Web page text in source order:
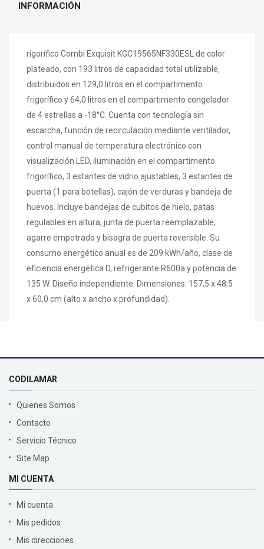
INFORMACIÓN
rigorífico Combi Exquisit KGC19565NF330ESL de color
plateado, con 193 litros de capacidad total utilizable,
distribuidos en 129,0 litros en el compartimento
frigorífico y 64,0 litros en el compartimento congelador
de 4 estrellas a -18°C. Cuenta con tecnología sin
escarcha, función de recirculación mediante ventilador,
control manual de temperatura electrónico con
visualización LED, iluminación en el compartimento
frigorífico, 3 estantes de vidrio ajustables, 3 estantes de
puerta (1 para botellas), cajón de verduras y bandeja de
huevos. Incluye bandejas de cubitos de hielo, patas
regulables en altura, junta de puerta reemplazable,
agarre empotrado y bisagra de puerta reversible. Su
consumo energético anual es de 209 kWh/año, clase de
eficiencia energética D, refrigerante R600a y potencia de
135 W. Diseño independiente. Dimensiones: 157,5 x 48,5
x 60,0 cm (alto x ancho x profundidad).
CODILAMAR
Quienes Somos
Contacto
Servicio Técnico
Site Map
MI CUENTA
Mi cuenta
Mis pedidos
Mis direcciones